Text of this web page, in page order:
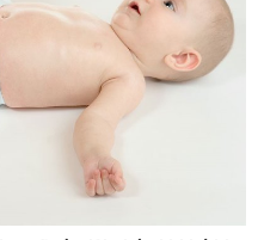
phù hợp với từng giai đoạn
vào trong:Sử dụng khi bé
thường xuyên quan tâm và